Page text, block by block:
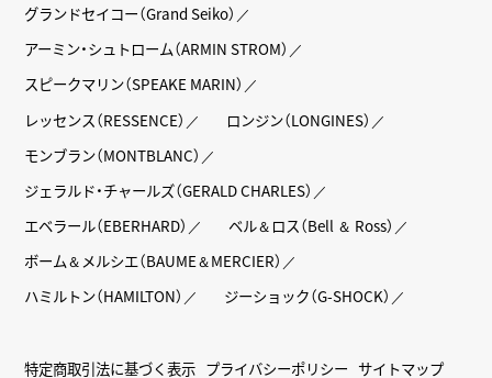
グランドセイコー（Grand Seiko）
アーミン・シュトローム（ARMIN STROM）
スピークマリン（SPEAKE MARIN）
レッセンス（RESSENCE）
ロンジン（LONGINES）
モンブラン（MONTBLANC）
ジェラルド・チャールズ（GERALD CHARLES）
エベラール（EBERHARD）
ベル＆ロス（Bell ＆ Ross）
ボーム＆メルシエ（BAUME＆MERCIER）
ハミルトン（HAMILTON）
ジーショック（G-SHOCK）
特定商取引法に基づく表示 プライバシーポリシー サイトマップ